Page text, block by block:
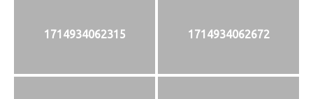
1714934062315 1714934062672